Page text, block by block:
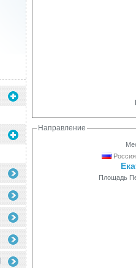
Направление
Площадь